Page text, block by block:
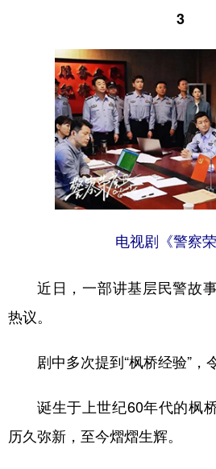
3
电视剧《警察
近日，一部讲基层民警故
热议。
剧中多次提到“枫桥经验”，
诞生于上世纪60年代的枫
历久弥新，至今熠熠生辉。